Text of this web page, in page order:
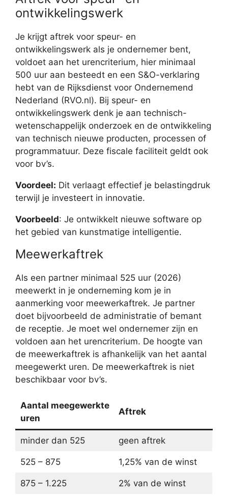
ontwikkelingswerk
Je krijgt aftrek voor speur- en
ontwikkelingswerk als je ondernemer bent,
voldoet aan het urencriterium, hier minimaal
500 uur aan besteedt en een S&O-verklaring
hebt van de Rijksdienst voor Ondernemend
Nederland (RVO.nl). Bij speur- en
ontwikkelingswerk denk je aan technisch-
wetenschappelijk onderzoek en de ontwikkeling
van technisch nieuwe producten, processen of
programmatuur. Deze fiscale faciliteit geldt ook
voor bv’s.
Voordeel: Dit verlaagt effectief je belastingdruk
terwijl je investeert in innovatie.
Voorbeeld: Je ontwikkelt nieuwe software op
het gebied van kunstmatige intelligentie.
Meewerkaftrek
Als een partner minimaal 525 uur (2026)
meewerkt in je onderneming kom je in
aanmerking voor meewerkaftrek. Je partner
doet bijvoorbeeld de administratie of bemant
de receptie. Je moet wel ondernemer zijn en
voldoen aan het urencriterium. De hoogte van
de meewerkaftrek is afhankelijk van het aantal
meegewerkt uren. De meewerkaftrek is niet
beschikbaar voor bv’s.
Aantal meegewerkte
uren
Aftrek
minder dan 525 geen aftrek
525 – 875 1,25% van de winst
875 – 1.225 2% van de winst